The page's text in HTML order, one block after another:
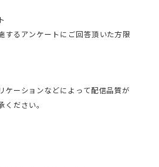
るアンケートにご回答頂いた方限
ケーションなどによって配信品質が
ください。